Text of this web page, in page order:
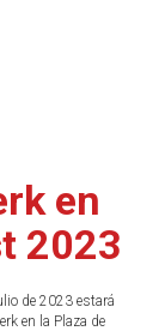
en
2023
de 2023 estará
en la Plaza de